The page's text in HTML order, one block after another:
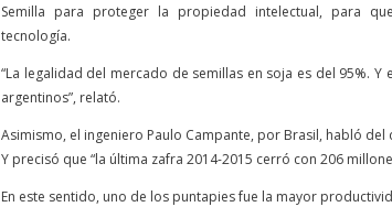
Semilla para proteger la propiedad intelectual, para
tecnología.
“La legalidad del mercado de semillas en soja es del 95%.
argentinos”, relató.
Asimismo, el ingeniero Paulo Campante, por Brasil, habló
Y precisó que “la última zafra 2014-2015 cerró con 206
En este sentido, uno de los puntapies fue la mayor